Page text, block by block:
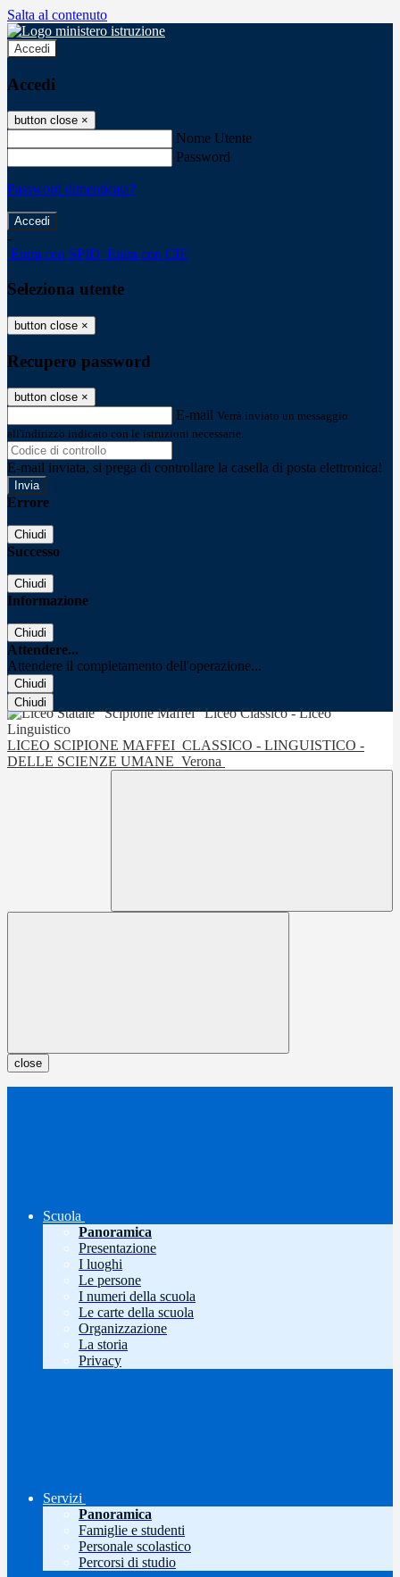
Salta al contenuto
Accedi
Accedi
button close ×
Nome Utente
Password
Password dimenticata?
-
Entra con SPID Entra con CIE
Seleziona utente
button close ×
Recupero password
button close ×
E-mail Verrà inviato un messaggio
all'indirizzo indicato con le istruzioni necessarie.
E-mail inviata, si prega di controllare la casella di posta elettronica!
Errore
Chiudi
Successo
Chiudi
Informazione
Chiudi
Attendere...
Attendere il completamento dell'operazione...
Chiudi
Chiudi
LICEO SCIPIONE MAFFEI CLASSICO - LINGUISTICO -
DELLE SCIENZE UMANE Verona
close
Scuola
Panoramica
Presentazione
I luoghi
Le persone
I numeri della scuola
Le carte della scuola
Organizzazione
La storia
Privacy
Servizi
Panoramica
Famiglie e studenti
Personale scolastico
Percorsi di studio